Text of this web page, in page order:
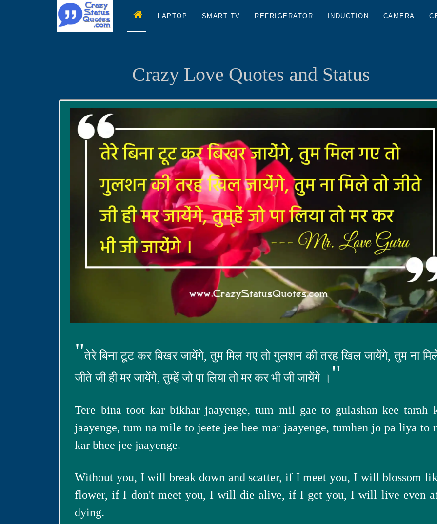
LAPTOP SMART TV REFRIGERATOR INDUCTION CAMERA
Crazy Love Quotes and Status
"तेरे बिना टूट कर बिखर जायेंगे, तुम मिल गए तो गुलशन की तरह खिल जायेंगे, तुम ना
जीते जी ही मर जायेंगे, तुम्हें जो पा लिया तो मर कर भी जी जायेंगे । "
Tere bina toot kar bikhar jaayenge, tum mil gae to gulashan kee tarah
jaayenge, tum na mile to jeete jee hee mar jaayenge, tumhen jo pa liya to
kar bhee jee jaayenge.
Without you, I will break down and scatter, if I meet you, I will blossom
flower, if I don't meet you, I will die alive, if I get you, I will live even
dying.